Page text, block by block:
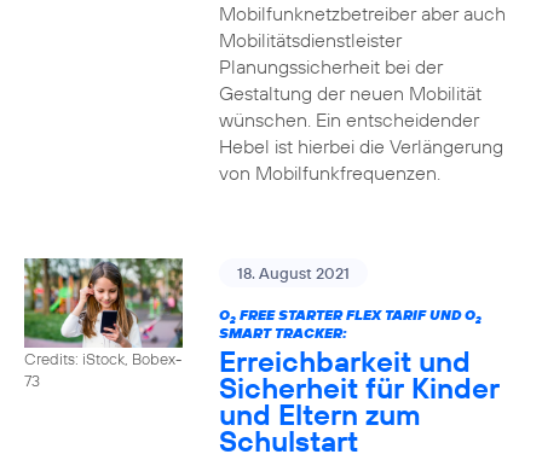
Mobilfunknetzbetreiber aber auch
Mobilitätsdienstleister
Planungssicherheit bei der
Gestaltung der neuen Mobilität
wünschen. Ein entscheidender
Hebel ist hierbei die Verlängerung
von Mobilfunkfrequenzen.
Credits: iStock, Bobex-
73
18. August 2021
O2FREE STARTER FLEX TARIF UND O2
SMART TRACKER:
Erreichbarkeit und
Sicherheit für Kinder
und Eltern zum
Schulstart